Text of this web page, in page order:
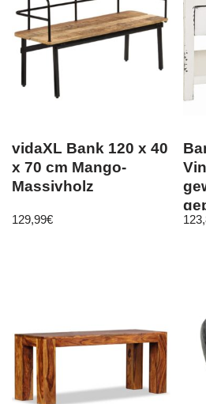
vidaXL Bank 120 x 40
x 70 cm Mango-
Massivholz
129,99€